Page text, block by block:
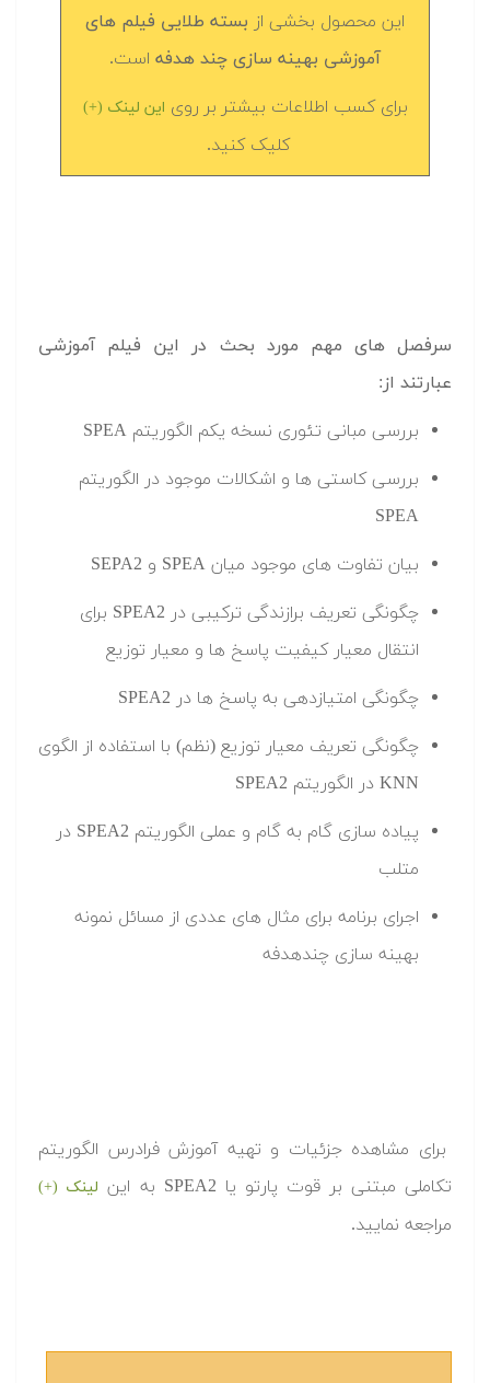
این محصول بخشی از بسته طلایی فیلم های
آموزشی بهینه سازی چند هدفه است.
برای کسب اطلاعات بیشتر بر روی این لینک (+)
کلیک کنید.
سرفصل های مهم مورد بحث در این فیلم آموزشی
عبارتند از:
بررسی مبانی تئوری نسخه یکم الگوریتم SPEA
بررسی کاستی ها و اشکالات موجود در الگوریتم
SPEA
بیان تفاوت های موجود میان SPEA و SEPA2
چگونگی تعریف برازندگی ترکیبی در SPEA2 برای
انتقال معیار کیفیت پاسخ ها و معیار توزیع
چگونگی امتیازدهی به پاسخ ها در SPEA2
چگونگی تعریف معیار توزیع (نظم) با استفاده از الگوی
KNN در الگوریتم SPEA2
پیاده سازی گام به گام و عملی الگوریتم SPEA2 در
متلب
اجرای برنامه برای مثال های عددی از مسائل نمونه
بهینه سازی چندهدفه
برای مشاهده جزئیات و تهیه آموزش فرادرس الگوریتم
تکاملی مبتنی بر قوت پارتو یا SPEA2 به این
لینک (+)
مراجعه نمایید.